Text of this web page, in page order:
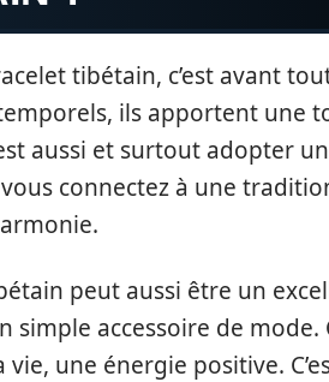
tibétain, c’est avant
ils apportent une
aussi et surtout adopter
connectez à une
peut aussi être un
simple accessoire de
vie, une énergie positive.